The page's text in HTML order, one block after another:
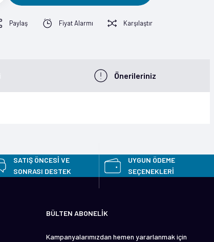
Paylaş Fiyat Alarmı Karşılaştır
Önerileriniz
SATIŞ ÖNCESİ VE
SONRASI DESTEK
UYGUN ÖDEME
SEÇENEKLERİ
BÜLTEN ABONELİK
Kampanyalarımızdan hemen yararlanmak için